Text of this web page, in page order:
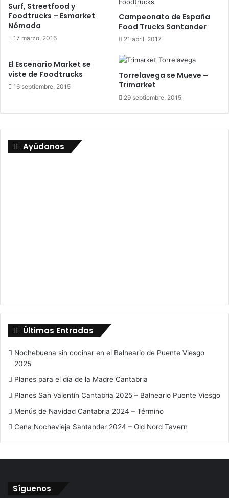
Surf, Streetfood y
Foodtrucks – Esmarket
Nómada
17 marzo, 2016
Campeonato de España
Food Trucks Santander
21 abril, 2017
El Escenario Market se
viste de Foodtrucks
16 septiembre, 2015
Torrelavega se Mueve –
Trimarket
29 septiembre, 2015
Ayúdanos
Últimas Entradas
Nochebuena sin cocinar en el Balneario de Puente Viesgo
2025
Planes para el día de la Madre Cantabria
Planes San Valentín Cantabria 2025 – Balneario Puente Viesgo
Menús de Navidad Cantabria 2024 – Término
Cena Nochevieja Santander 2024 – Old Nord Tavern
Síguenos